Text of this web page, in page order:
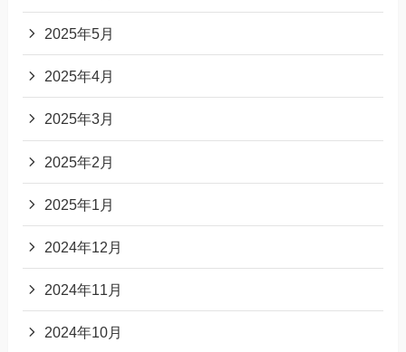
2025年5月
2025年4月
2025年3月
2025年2月
2025年1月
2024年12月
2024年11月
2024年10月